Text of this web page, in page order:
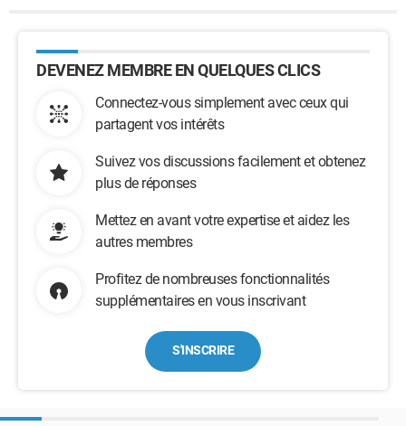
DEVENEZ MEMBRE EN QUELQUES CLICS
Connectez-vous simplement avec ceux qui
partagent vos intérêts
Suivez vos discussions facilement et obtenez
plus de réponses
Mettez en avant votre expertise et aidez les
autres membres
Profitez de nombreuses fonctionnalités
supplémentaires en vous inscrivant
S'INSCRIRE